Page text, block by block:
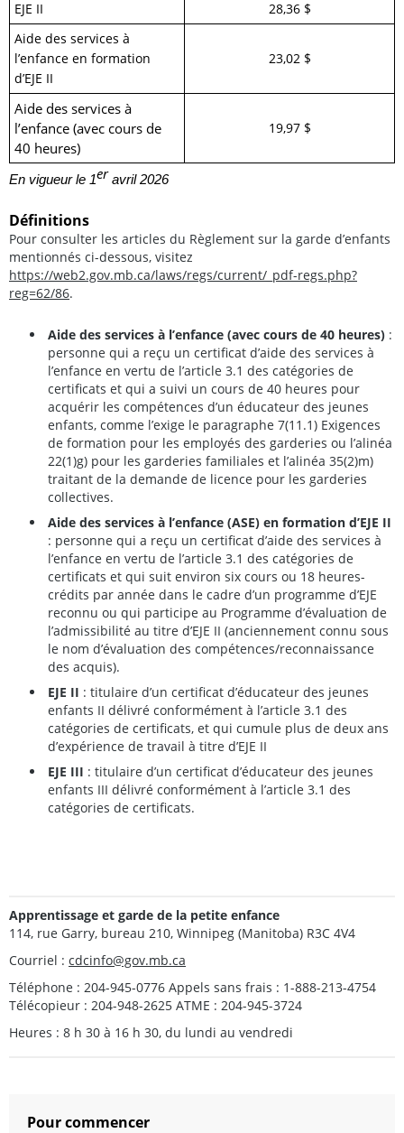
EJE II
28,36 $
Aide des services à
l’enfance en formation
d’EJE II
23,02 $
Aide des services à
l’enfance (avec cours de
40 heures)
19,97 $
En vigueur le 1er avril 2026
Définitions
Pour consulter les articles du Règlement sur la garde d’enfants
mentionnés ci-dessous, visitez
https://web2.gov.mb.ca/laws/regs/current/_pdf-regs.php?
reg=62/86.
Aide des services à l’enfance (avec cours de 40 heures) :
personne qui a reçu un certificat d’aide des services à
l’enfance en vertu de l’article 3.1 des catégories de
certificats et qui a suivi un cours de 40 heures pour
acquérir les compétences d’un éducateur des jeunes
enfants, comme l’exige le paragraphe 7(11.1) Exigences
de formation pour les employés des garderies ou l’alinéa
22(1)g) pour les garderies familiales et l’alinéa 35(2)m)
traitant de la demande de licence pour les garderies
collectives.
Aide des services à l’enfance (ASE) en formation d’EJE II
: personne qui a reçu un certificat d’aide des services à
l’enfance en vertu de l’article 3.1 des catégories de
certificats et qui suit environ six cours ou 18 heures-
crédits par année dans le cadre d’un programme d’EJE
reconnu ou qui participe au Programme d’évaluation de
l’admissibilité au titre d’EJE II (anciennement connu sous
le nom d’évaluation des compétences/reconnaissance
des acquis).
EJE II : titulaire d’un certificat d’éducateur des jeunes
enfants II délivré conformément à l’article 3.1 des
catégories de certificats, et qui cumule plus de deux ans
d’expérience de travail à titre d’EJE II
EJE III : titulaire d’un certificat d’éducateur des jeunes
enfants III délivré conformément à l’article 3.1 des
catégories de certificats.
Apprentissage et garde de la petite enfance
114, rue Garry, bureau 210, Winnipeg (Manitoba) R3C 4V4
Courriel : cdcinfo@gov.mb.ca
Téléphone : 204-945-0776 Appels sans frais : 1-888-213-4754
Télécopieur : 204-948-2625 ATME : 204-945-3724
Heures : 8 h 30 à 16 h 30, du lundi au vendredi
Pour commencer